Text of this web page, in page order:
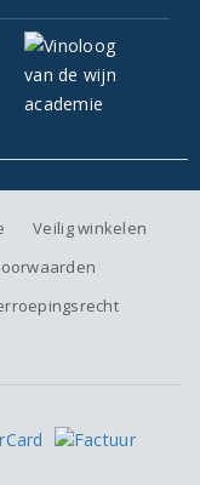
Veilig winkelen